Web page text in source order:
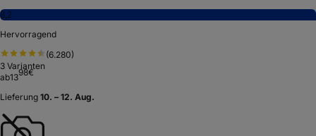
8,2
Hervorragend
(6.280)
3 Varianten
ab1398€
Lieferung 10. – 12. Aug.